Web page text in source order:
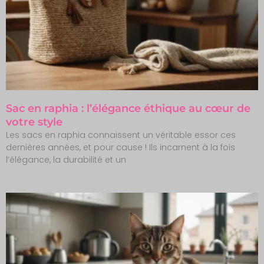
Sac en raphia : l’élégance éthique au cœur de
votre style
Les sacs en raphia connaissent un véritable essor ces
dernières années, et pour cause ! Ils incarnent à la fois
l’élégance, la durabilité et un